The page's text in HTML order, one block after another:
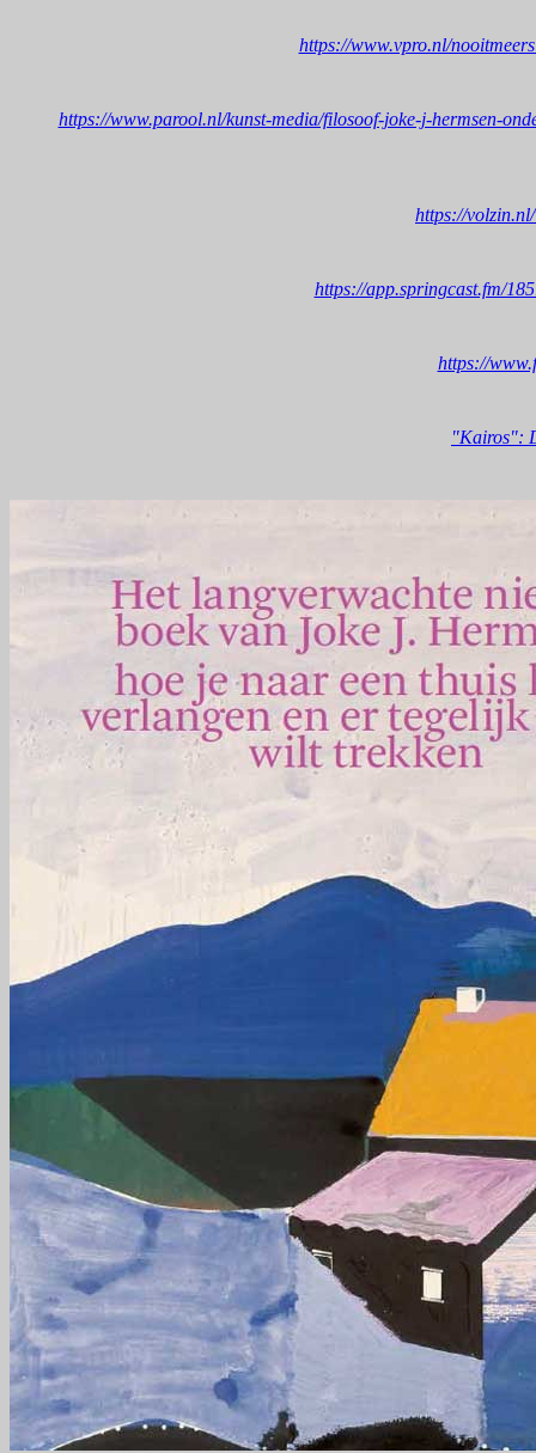
https://www.vpro.nl/
https://www.parool.nl/kunst-media/filosoof-joke-j-hermsen-
https://
https://app.springcast.fm/
https://
"Kairos":